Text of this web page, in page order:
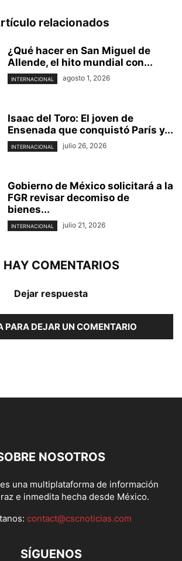
relacionados
¿Qué hacer en San Miguel de
Allende, el hito mundial con...
INTERNACIONAL agosto 1, 2026
Isaac del Toro: El joven de
Ensenada que conquistó París y...
INTERNACIONAL julio 26, 2026
Gobierno de México solicitará a la
FGR revisar decomiso de
bienes...
INTERNACIONAL julio 21, 2026
HAY COMENTARIOS
Dejar respuesta
PARA DEJAR UN COMENTARIO
NOSOTROS
una multiplataforma de información
e inmedita hecha desde México.
contact@cscnoticias.com
SÍGUENOS